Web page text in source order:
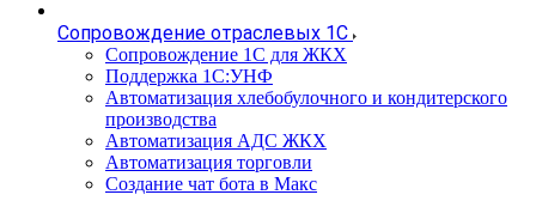
Сопровождение отраслевых 1С
Сопровождение 1С для ЖКХ
Поддержка 1С:УНФ
Автоматизация хлебобулочного и кондитерского
производства
Автоматизация АДС ЖКХ
Автоматизация торговли
Создание чат бота в Макс